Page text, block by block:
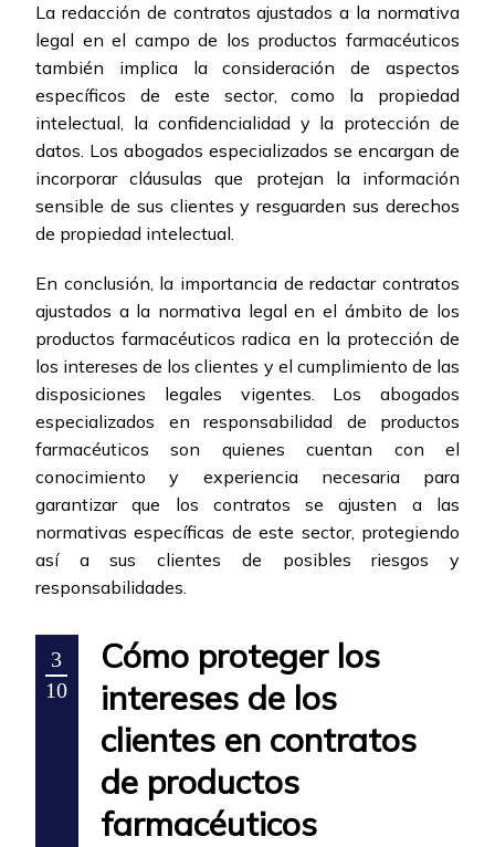
La redacción de contratos ajustados a la normativa
legal en el campo de los productos farmacéuticos
también implica la consideración de aspectos
específicos de este sector, como la propiedad
intelectual, la confidencialidad y la protección de
datos. Los abogados especializados se encargan de
incorporar cláusulas que protejan la información
sensible de sus clientes y resguarden sus derechos
de propiedad intelectual.
En conclusión, la importancia de redactar contratos
ajustados a la normativa legal en el ámbito de los
productos farmacéuticos radica en la protección de
los intereses de los clientes y el cumplimiento de las
disposiciones legales vigentes. Los abogados
especializados en responsabilidad de productos
farmacéuticos son quienes cuentan con el
conocimiento y experiencia necesaria para
garantizar que los contratos se ajusten a las
normativas específicas de este sector, protegiendo
así a sus clientes de posibles riesgos y
responsabilidades.
3
10
Cómo proteger los
intereses de los
clientes en contratos
de productos
farmacéuticos